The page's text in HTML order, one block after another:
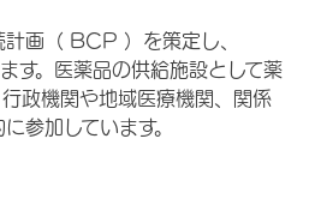
画（ BCP ）を策定し、
す。医薬品の供給施設として薬
政機関や地域医療機関、関係
参加しています。